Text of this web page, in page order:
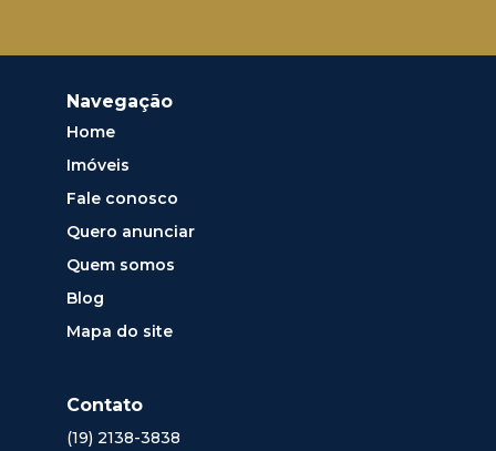
Navegação
Home
Imóveis
Fale conosco
Quero anunciar
Quem somos
Blog
Mapa do site
Contato
(19) 2138-3838